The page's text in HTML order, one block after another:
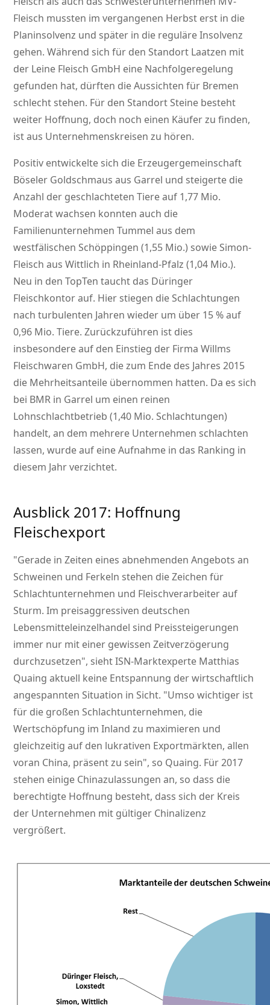
Fleisch mussten im vergangenen Herbst erst in die
Planinsolvenz und später in die reguläre Insolvenz
gehen. Während sich für den Standort Laatzen mit
der Leine Fleisch GmbH eine Nachfolgeregelung
gefunden hat, dürften die Aussichten für Bremen
schlecht stehen. Für den Standort Steine besteht
weiter Hoffnung, doch noch einen Käufer zu finden,
ist aus Unternehmenskreisen zu hören.
Positiv entwickelte sich die Erzeugergemeinschaft
Böseler Goldschmaus aus Garrel und steigerte die
Anzahl der geschlachteten Tiere auf 1,77 Mio.
Moderat wachsen konnten auch die
Familienunternehmen Tummel aus dem
westfälischen Schöppingen (1,55 Mio.) sowie Simon-
Fleisch aus Wittlich in Rheinland-Pfalz (1,04 Mio.).
Neu in den TopTen taucht das Düringer
Fleischkontor auf. Hier stiegen die Schlachtungen
nach turbulenten Jahren wieder um über 15 % auf
0,96 Mio. Tiere. Zurückzuführen ist dies
insbesondere auf den Einstieg der Firma Willms
Fleischwaren GmbH, die zum Ende des Jahres 2015
die Mehrheitsanteile übernommen hatten. Da es sich
bei BMR in Garrel um einen reinen
Lohnschlachtbetrieb (1,40 Mio. Schlachtungen)
handelt, an dem mehrere Unternehmen schlachten
lassen, wurde auf eine Aufnahme in das Ranking in
diesem Jahr verzichtet.
Ausblick 2017: Hoffnung
Fleischexport
Gerade in Zeiten eines abnehmenden Angebots an
Schweinen und Ferkeln stehen die Zeichen für
Schlachtunternehmen und Fleischverarbeiter auf
Sturm. Im preisaggressiven deutschen
Lebensmitteleinzelhandel sind Preissteigerungen
immer nur mit einer gewissen Zeitverzögerung
durchzusetzen , sieht ISN-Marktexperte Matthias
Quaing aktuell keine Entspannung der wirtschaftlich
angespannten Situation in Sicht. Umso wichtiger ist
für die großen Schlachtunternehmen, die
Wertschöpfung im Inland zu maximieren und
gleichzeitig auf den lukrativen Exportmärkten, allen
voran China, präsent zu sein , so Quaing. Für 2017
stehen einige Chinazulassungen an, so dass die
berechtigte Hoffnung besteht, dass sich der Kreis
der Unternehmen mit gültiger Chinalizenz
vergrößert.